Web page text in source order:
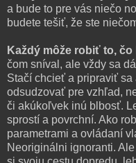
a bude to pre vás niečo
budete tešiť, že ste
Každý môže robiť to, čo
čom sníval, ale vždy sa
Stačí chcieť a pripraviť sa
odsudzovať pre vzhľad,
či akúkoľvek inú blbosť.
sprostí a povrchní. Ako
parametrami a ovládaní
Neoriginálni ignoranti.